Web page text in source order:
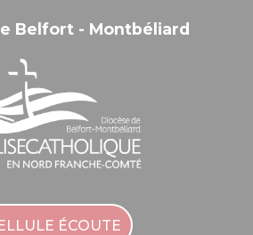
Belfort - Montbéliard
ÉCOUTE